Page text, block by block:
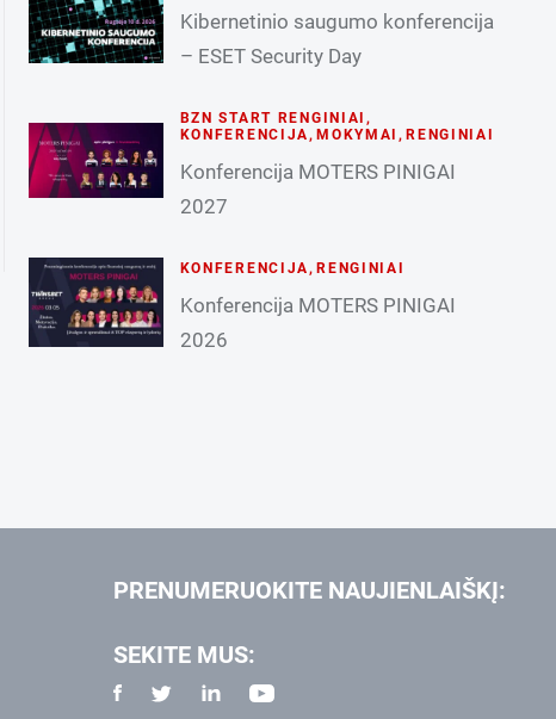
Kibernetinio saugumo konferencija
– ESET Security Day
BZN START RENGINIAI ,
KONFERENCIJA ,MOKYMAI ,RENGINIAI
Konferencija MOTERS PINIGAI
2027
KONFERENCIJA ,RENGINIAI
Konferencija MOTERS PINIGAI
2026
PRENUMERUOKITE NAUJIENLAIŠKĮ:
SEKITE MUS: